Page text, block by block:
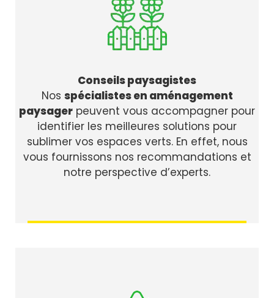
Conseils paysagistes
Nos spécialistes en aménagement
paysager peuvent vous accompagner pour
identifier les meilleures solutions pour
sublimer vos espaces verts. En effet, nous
vous fournissons nos recommandations et
notre perspective d’experts.